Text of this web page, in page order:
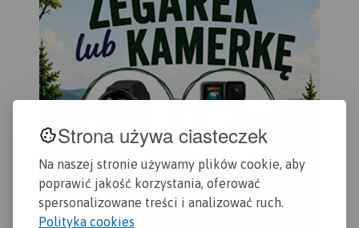
Strona używa ciasteczek
Na naszej stronie używamy plików cookie, aby
poprawić jakość korzystania, oferować
spersonalizowane treści i analizować ruch.
Polityka cookies